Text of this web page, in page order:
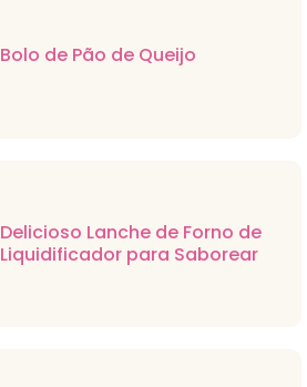
Bolo de Pão de Queijo
Delicioso Lanche de Forno de
Liquidificador para Saborear